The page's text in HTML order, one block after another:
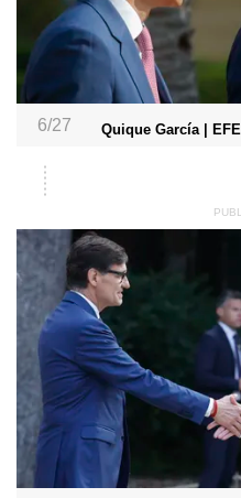
6/27 Quique García | EFE